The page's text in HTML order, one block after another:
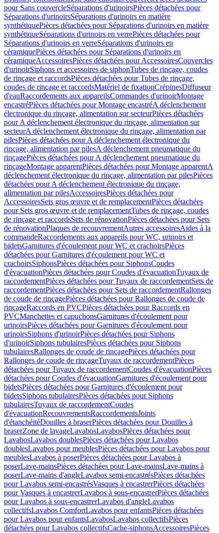
pour Sans couvercleSéparations d'urinoirsPièces détachées pour
Séparations d'urinoirsSéparations d'urinoirs en matière
synthétiquePièces détachées pour Séparations d'urinoirs en matière
synthétiqueSéparations d'urinoirs en verrePièces détachées pour
Séparations d'urinoirs en verreSéparations d'urinoirs en
céramiquePièces détachées pour Séparations d'urinoirs en
céramiqueAccessoiresPièces détachées pour AccessoiresCouvercles
d'urinoirSiphons et accessoires de siphonTubes de rinçage, coudes
de rinçage et raccordsPièces détachées pour Tubes de rinçage,
coudes de rinçage et raccordsMatériel de fixationCrépinesDiffuseur
d'eauRaccordements aux appareilsCommandes d'urinoirMontage
encastréPièces détachées pour Montage encastréA déclenchement
électronique du rinçage, alimentation sur secteurPièces détachées
pour A déclenchement électronique du rinçage, alimentation sur
secteurA déclenchement électronique du rinçage, alimentation par
pilesPièces détachées pour A déclenchement électronique du
rinçage, alimentation par pilesA déclenchement pneumatique du
rinçagePièces détachées pour A déclenchement pneumatique du
rinçageMontage apparentPièces détachées pour Montage apparentA
déclenchement électronique du rinçage, alimentation par pilesPièces
détachées pour A déclenchement électronique du rinçage,
alimentation par pilesAccessoiresPièces détachées pour
AccessoiresSets gros œuvre et de remplacementPièces détachées
pour Sets gros œuvre et de remplacementTubes de rinçage, coudes
de rinçage et raccordsSets de rénovationPièces détachées pour Sets
de rénovationPlaques de recouvrementAutres accessoiresAides à la
commandeRaccordements aux appareils pour WC, urinoirs et
bidetsGarnitures d'écoulement pour WC et crachoirsPièces
détachées pour Garnitures d'écoulement pour WC et
crachoirsSiphonsPièces détachées pour SiphonsCoudes
d'évacuationPièces détachées pour Coudes d'évacuationTuyaux de
raccordementPièces détachées pour Tuyaux de raccordementSets de
raccordementPièces détachées pour Sets de raccordementRallonges
de coude de rinçagePièces détachées pour Rallonges de coude de
rinçageRaccords en PVCPièces détachées pour Raccords en
PVCManchettes et capuchonsGarnitures d'écoulement pour
urinoirsPièces détachées pour Garnitures d'écoulement pour
urinoirsSiphons d'urinoirPièces détachées pour Siphons
d'urinoirSiphons tubulairesPièces détachées pour Siphons
tubulairesRallonges de coude de rinçagePièces détachées pour
Rallonges de coude de rinçageTuyaux de raccordementPièces
détachées pour Tuyaux de raccordementCoudes d'évacuationPièces
détachées pour Coudes d'évacuationGarnitures d'écoulement pour
bidetsPièces détachées pour Garnitures d'écoulement pour
bidetsSiphons tubulairesPièces détachées pour Siphons
tubulairesTuyaux de raccordementCoudes
d'évacuationRecouvrementsRaccordementsJoints
d'étanchéitéDouilles à braserPièces détachées pour Douilles à
braserZone de lavageLavabosLavabosPièces détachées pour
LavabosLavabos doublesPièces détachées pour Lavabos
doublesLavabos pour meublesPièces détachées pour Lavabos pour
meublesLavabos à poserPièces détachées pour Lavabos à
poserLave-mainsPièces détachées pour Lave-mainsLave-mains à
poserLave-mains d'angleLavabos semi-encastrésPièces détachées
pour Lavabos semi-encastrésVasques à encastrerPièces détachées
pour Vasques à encastrerLavabos à sous-encastrerPièces détachées
pour Lavabos à sous-encastrerLavabos d'angleLavabos
collectifsLavabos ComfortLavabos pour enfantsPièces détachées
pour Lavabos pour enfantsLavabosLavabos collectifsPièces
détachées pour Lavabos collectifsCache-siphonsAccessoiresPièces